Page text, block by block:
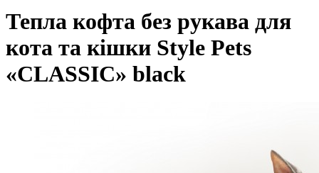
Тепла кофта без рукава для
кота та кішки Style Pets
«CLASSIC» black